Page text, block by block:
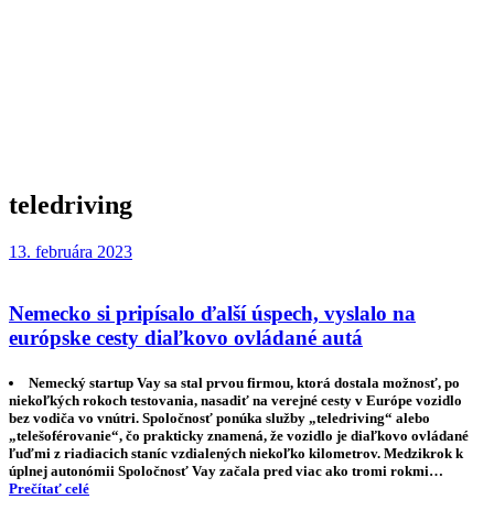
teledriving
13. februára 2023
Nemecko si pripísalo ďalší úspech, vyslalo na
európske cesty diaľkovo ovládané autá
Nemecký startup Vay sa stal prvou firmou, ktorá dostala možnosť, po
niekoľkých rokoch testovania, nasadiť na verejné cesty v Európe vozidlo
bez vodiča vo vnútri. Spoločnosť ponúka služby „teledriving“ alebo
„telešoférovanie“, čo prakticky znamená, že vozidlo je diaľkovo ovládané
ľuďmi z riadiacich staníc vzdialených niekoľko kilometrov. Medzikrok k
úplnej autonómii Spoločnosť Vay začala pred viac ako tromi rokmi…
Prečítať celé